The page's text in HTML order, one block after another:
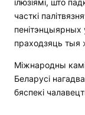
ілюзіямі, што
часткі
пенітэнцыярных
праходзяць тыя
Міжнародны
Беларусі
бяспекі